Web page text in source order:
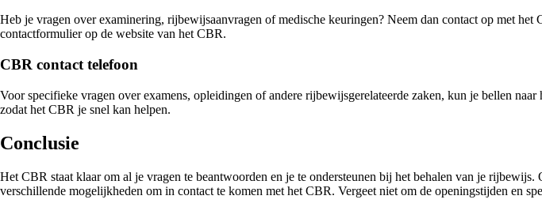
Heb je vragen over examinering, rijbewijsaanvragen of medische keuringen? Neem dan contact op met
contactformulier op de website van het CBR.
CBR contact telefoon
Voor specifieke vragen over examens, opleidingen of andere rijbewijsgerelateerde zaken, kun je bellen
zodat het CBR je snel kan helpen.
Conclusie
Het CBR staat klaar om al je vragen te beantwoorden en je te ondersteunen bij het behalen van je
verschillende mogelijkheden om in contact te komen met het CBR. Vergeet niet om de openingstijden en